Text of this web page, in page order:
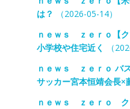
は？
（2026-05-14）
ｎｅｗｓ ｚｅｒｏ【
小学校や住宅近く
（
ｎｅｗｓ ｚｅｒｏ バ
サッカー宮本恒靖会長×
ｎｅｗｓ ｚｅｒｏ ク